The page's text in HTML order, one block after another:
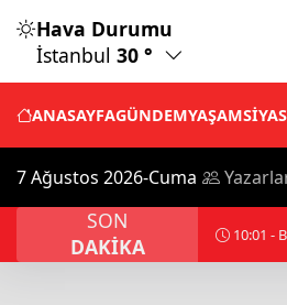
Hava Durumu
İstanbul 30 °
ANASAYFAGÜNDEMYAŞAM
7 Ağustos 2026-Cuma
SON
DAKİKA
10:06 -